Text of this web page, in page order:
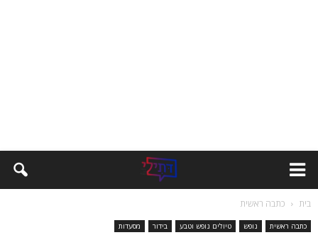
בית כתבה ראשית
כתבה ראשית נופש טיולים נופש וטבע בידור מסעדות